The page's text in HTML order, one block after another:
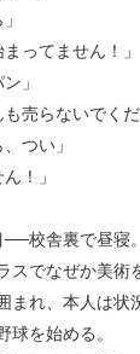
ってません！」
」
売らないでくだ
つい」
！」
校舎裏で昼寝。
でなぜか美術
れ、本人は状
を始める。